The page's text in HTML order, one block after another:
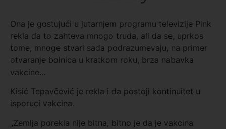
Ona je gostujući u jutarnjem programu televizije Pink
rekla da to zahteva mnogo truda, ali da se, uprkos
tome, mnoge stvari sada podrazumevaju, na primer
otvaranje bolnica u kratkom roku, brza nabavka
vakcine…
Kisić Tepavčević je rekla i da postoji kontinuitet u
isporuci vakcina.
„Zemlja porekla nije bitna, bitno je da je vakcina